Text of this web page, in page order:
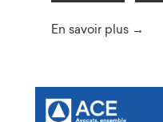
En savoir plus →